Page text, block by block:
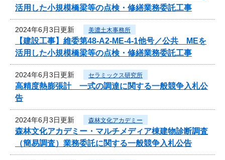
活用した小規模橋梁等の点検・修繕業務委託工事
2024年6月3日更新 美濃土木事務所
【建設工事】維委第48-A2-ME-4-1他号／公共 MEを
活用した小規模橋梁等の点検・修繕業務委託工事
2024年6月3日更新 セラミックス研究所
高精度熱膨張計 一式の調達に関する一般競争入札公
告
2024年6月3日更新 森林文化アカデミー
森林文化アカデミー・マルチメディア棟建物診断調査
（簡易調査）業務委託に関する一般競争入札公告